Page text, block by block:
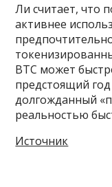
Ли считает, что
активнее
BTC может
предстоящий
долгожданный
реальностью
Источник